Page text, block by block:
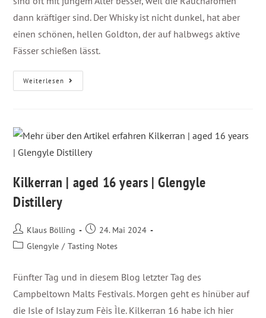
dann kräftiger sind. Der Whisky ist nicht dunkel, hat aber
einen schönen, hellen Goldton, der auf halbwegs aktive
Fässer schießen lässt.
Weiterlesen
Kilkerran | aged 16 years | Glengyle
Distillery
Klaus Bölling
24. Mai 2024
Glengyle / Tasting Notes
Fünfter Tag und in diesem Blog letzter Tag des
Campbeltown Malts Festivals. Morgen geht es hinüber auf
die Isle of Islay zum Fèis Ìle. Kilkerran 16 habe ich hier